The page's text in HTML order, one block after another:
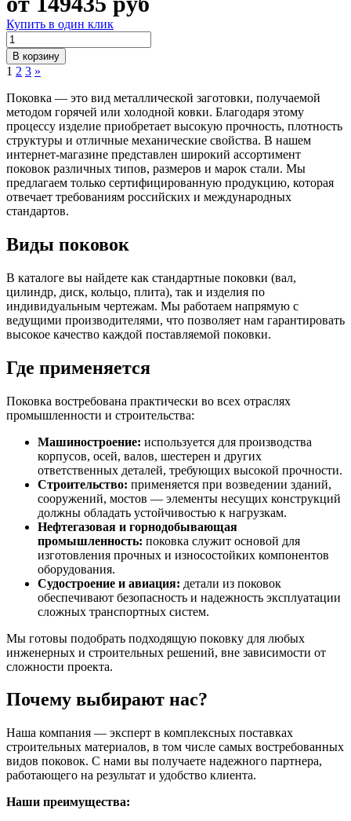
Купить в один клик
В корзину
1 2 3 »
Поковка — это вид металлической заготовки, получаемой
методом горячей или холодной ковки. Благодаря этому
процессу изделие приобретает высокую прочность, плотность
структуры и отличные механические свойства. В нашем
интернет-магазине представлен широкий ассортимент
поковок различных типов, размеров и марок стали. Мы
предлагаем только сертифицированную продукцию, которая
отвечает требованиям российских и международных
стандартов.
Виды поковок
В каталоге вы найдете как стандартные поковки (вал,
цилиндр, диск, кольцо, плита), так и изделия по
индивидуальным чертежам. Мы работаем напрямую с
ведущими производителями, что позволяет нам гарантировать
высокое качество каждой поставляемой поковки.
Где применяется
Поковка востребована практически во всех отраслях
промышленности и строительства:
Машиностроение: используется для производства
корпусов, осей, валов, шестерен и других
ответственных деталей, требующих высокой прочности.
Строительство: применяется при возведении зданий,
сооружений, мостов — элементы несущих конструкций
должны обладать устойчивостью к нагрузкам.
Нефтегазовая и горнодобывающая
промышленность: поковка служит основой для
изготовления прочных и износостойких компонентов
оборудования.
Судостроение и авиация: детали из поковок
обеспечивают безопасность и надежность эксплуатации
сложных транспортных систем.
Мы готовы подобрать подходящую поковку для любых
инженерных и строительных решений, вне зависимости от
сложности проекта.
Почему выбирают нас?
Наша компания — эксперт в комплексных поставках
строительных материалов, в том числе самых востребованных
видов поковок. С нами вы получаете надежного партнера,
работающего на результат и удобство клиента.
Наши преимущества: